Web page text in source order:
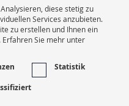
Widerruf Starten
WIDERRUFEN
diese stetig zu
Services anzubieten.
zu erstellen und Ihnen ein
Erfahren Sie mehr unter
Statistik